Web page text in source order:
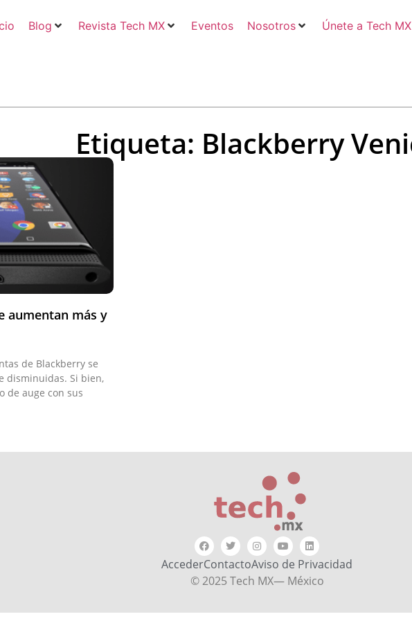
Blog Revista Tech MX Eventos Nosotros Únete a Tech MX
Etiqueta: Blackberry
aumentan más y
de Blackberry se
disminuidas. Si bien,
de auge con sus
AccederContactoAviso de Privacidad
© 2025 Tech MX— México